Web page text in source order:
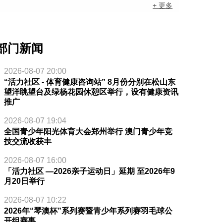
+ 更多
门新闻
2026-08-07 20:00
“活力社区 - 体育健康咨询站” 8月份分别在松山东
望洋眺望台及绿杨花园休憩区举行，设有健康资讯
推广
2026-08-07 19:04
全国青少年阳光体育大会郑州举行 澳门青少年竞
技交流收获丰
2026-08-07 16:00
「活力社区 —2026亲子运动日」延期 至2026年9
月20日举行
2026-08-07 10:22
2026年“琴澳杯”系列赛暨青少年系列赛羽毛球公